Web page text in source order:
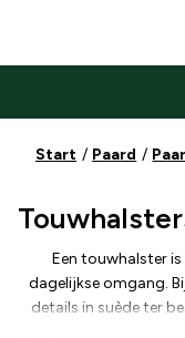
Start Paard
Een touwhalster
dagelijkse omgang.
details in suède ter